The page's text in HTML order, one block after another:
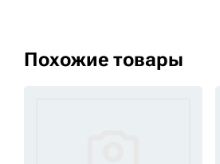
Похожие товары